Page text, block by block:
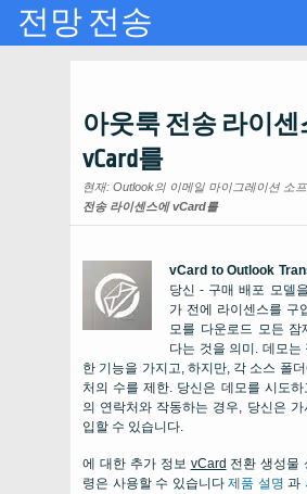
아웃룩 전송 라이센
vCard를
현재: Outlook의 이메일 마이그레이션 소
전송 라이센스에 vCard를
vCard to Outlook
당신 - 구매 배포 모델
가 전에 라이센스를 구
모를 다운로드 모든 잠
다는 것을 의미. 데모는
한 기능을 가지고, 하지만, 각 소스 폴
처의 수를 제한. 당신은 데모를 시도
의 연락처와 작동하는 경우, 당신은
입할 수 있습니다.
에 대한 추가 정보 vCard 전환 생성물
령은 사용할 수 있습니다제품 설명 과
전망 전송